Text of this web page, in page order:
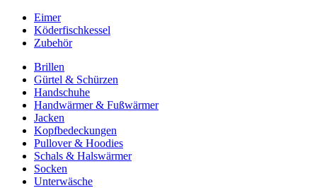
Eimer
Köderfischkessel
Zubehör
Brillen
Gürtel & Schürzen
Handschuhe
Handwärmer & Fußwärmer
Jacken
Kopfbedeckungen
Pullover & Hoodies
Schals & Halswärmer
Socken
Unterwäsche